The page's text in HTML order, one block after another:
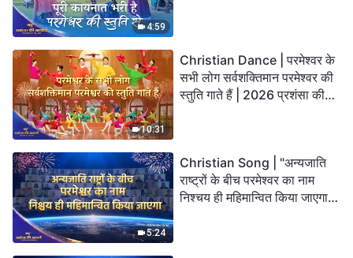
4:59
10:31
Christian Dance | परमेश्वर के
सभी लोग सर्वशक्तिमान परमेश्वर की
स्तुति गाते हैं | 2026 प्रशंसा की
5:24
Christian Song | "अन्यजाति
राष्ट्रों के बीच परमेश्वर का नाम
निश्चय ही महिमान्वित किया जाएगा" |